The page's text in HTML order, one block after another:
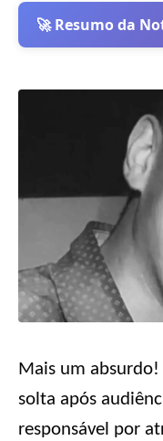
🚀 Resumo da
Mais um absurdo!
solta após
responsável por